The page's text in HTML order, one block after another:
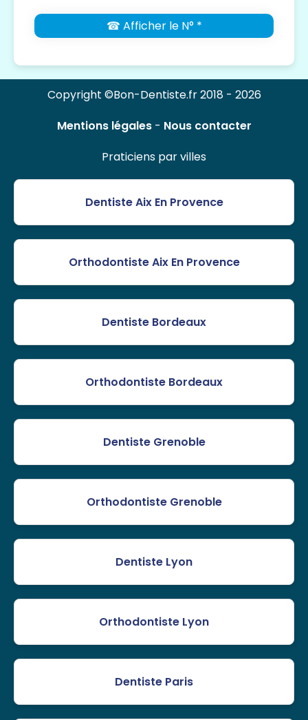
☎ Afficher le N° *
Copyright ©Bon-Dentiste.fr 2018 - 2026
Mentions légales- Nous contacter
Praticiens par villes
Dentiste Aix En Provence
Orthodontiste Aix En Provence
Dentiste Bordeaux
Orthodontiste Bordeaux
Dentiste Grenoble
Orthodontiste Grenoble
Dentiste Lyon
Orthodontiste Lyon
Dentiste Paris